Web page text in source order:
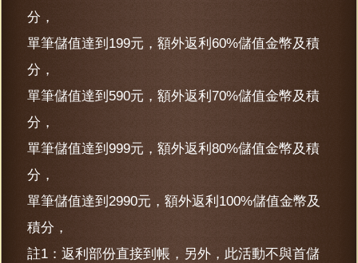
分，
單筆儲值達到199元，額外返利60%儲值金幣及積
分，
單筆儲值達到590元，額外返利70%儲值金幣及積
分，
單筆儲值達到999元，額外返利80%儲值金幣及積
分，
單筆儲值達到2990元，額外返利100%儲值金幣及
積分，
註1：返利部份直接到帳，另外，此活動不與首儲